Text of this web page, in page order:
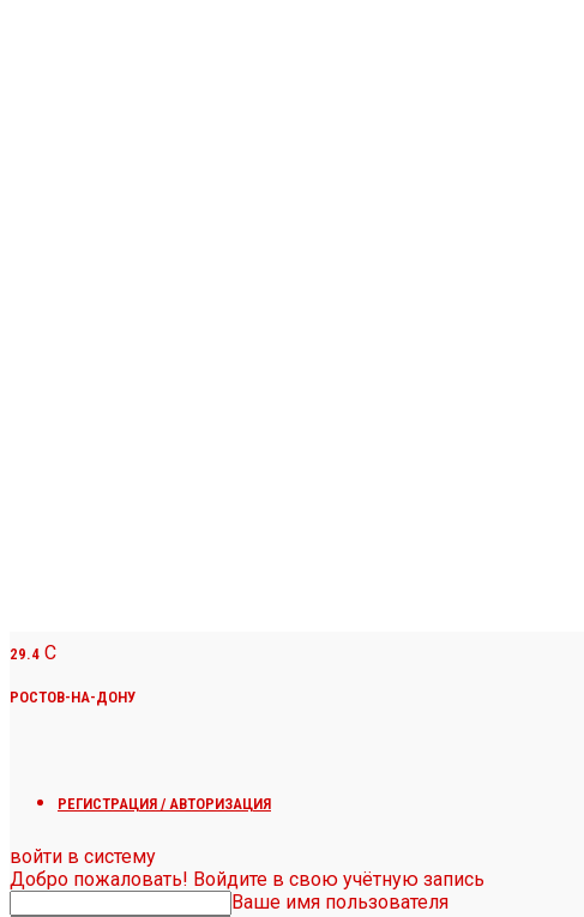
29.4 C
РОСТОВ-НА-ДОНУ
РЕГИСТРАЦИЯ / АВТОРИЗАЦИЯ
войти в систему
Добро пожаловать! Войдите в свою учётную запись
Ваше имя пользователя